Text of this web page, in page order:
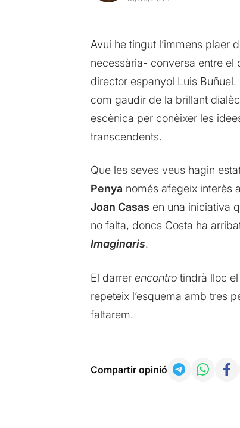
Avui he tingut l’immens plaer
necessària- conversa entre el
director espanyol Luis
com gaudir de la brillant
escènica per conèixer les
transcendents.
Que les seves veus hagin
Penya només afegeix interès
Joan Casas en una iniciativa
no falta, doncs Costa ha
Imaginaris.
El darrer encontrotindrà lloc el
repeteix l’esquema amb tres
faltarem.
Compartir opinió